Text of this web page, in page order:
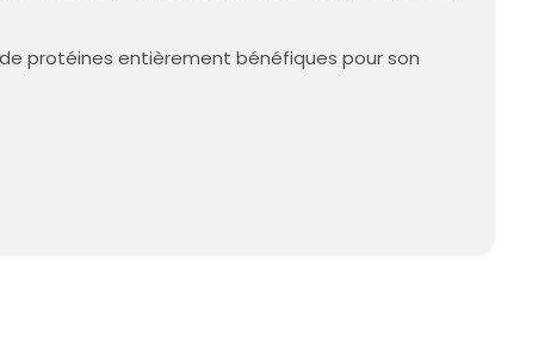
de protéines entièrement bénéfiques pour son